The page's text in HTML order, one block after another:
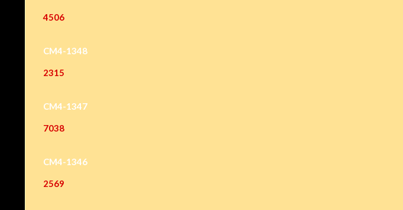
4506
CM4-1348
2315
CM4-1347
7038
CM4-1346
2569